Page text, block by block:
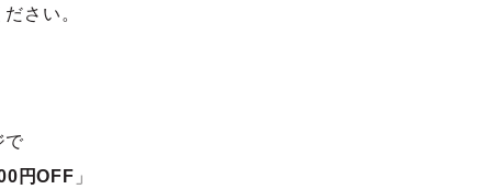
さい。
で
円OFF 」